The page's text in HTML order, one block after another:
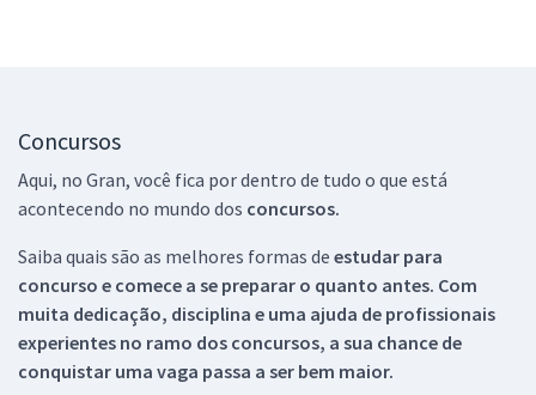
Concursos
Aqui, no Gran, você fica por dentro de tudo o que está
acontecendo no mundo dos concursos.
Saiba quais são as melhores formas de estudar para
concurso e comece a se preparar o quanto antes. Com
muita dedicação, disciplina e uma ajuda de profissionais
experientes no ramo dos concursos, a sua chance de
conquistar uma vaga passa a ser bem maior.